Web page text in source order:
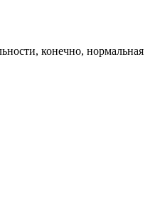
конечно, нормальная